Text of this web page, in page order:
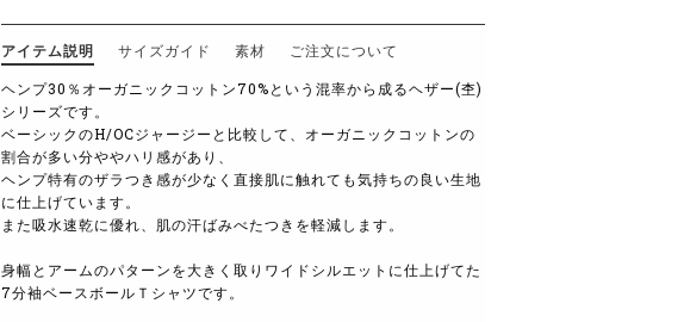
アイテム説明 サイズガイド 素材
ご注文について
ヘンプ30％オーガニックコットン70%という混率から成るヘザー(杢)
シリーズです。
ベーシックのH/OCジャージーと比較して、オーガニックコットンの
割合が多い分ややハリ感があり、
ヘンプ特有のザラつき感が少なく直接肌に触れても気持ちの良い生地
に仕上げています。
また吸水速乾に優れ、肌の汗ばみべたつきを軽減します。
身幅とアームのパターンを大きく取りワイドシルエットに仕上げてた
7分袖ベースボールＴシャツです。